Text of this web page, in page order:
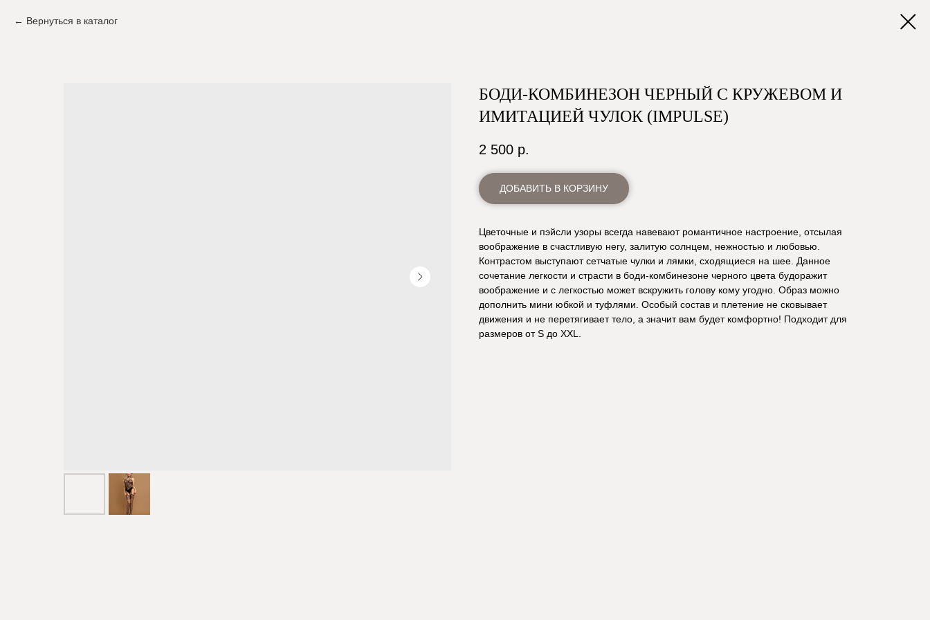
Вернуться в каталог
БОДИ-КОМБИНЕЗОН ЧЕРНЫЙ С КРУЖЕВОМ И
ИМИТАЦИЕЙ ЧУЛОК (IMPULSE)
2 500 р.
ДОБАВИТЬ В КОРЗИНУ
Цветочные и пэйсли узоры всегда навевают романтичное настроение, отсылая
воображение в счастливую негу, залитую солнцем, нежностью и любовью.
Контрастом выступают сетчатые чулки и лямки, сходящиеся на шее. Данное
сочетание легкости и страсти в боди-комбинезоне черного цвета будоражит
воображение и с легкостью может вскружить голову кому угодно. Образ можно
дополнить мини юбкой и туфлями. Особый состав и плетение не сковывает
движения и не перетягивает тело, а значит вам будет комфортно! Подходит для
размеров от S до XXL.